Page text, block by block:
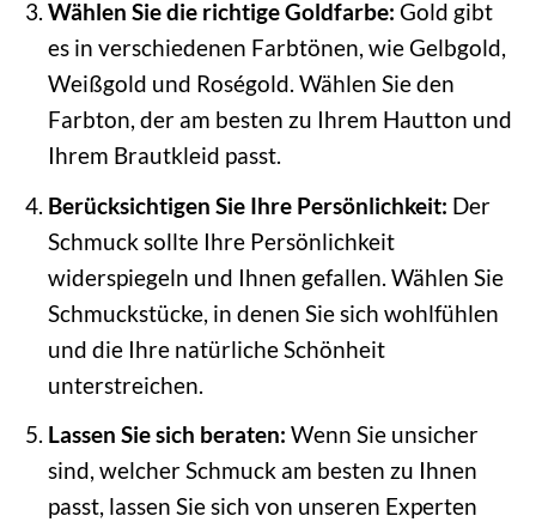
Wählen Sie die richtige Goldfarbe: Gold gibt
es in verschiedenen Farbtönen, wie Gelbgold,
Weißgold und Roségold. Wählen Sie den
Farbton, der am besten zu Ihrem Hautton und
Ihrem Brautkleid passt.
Berücksichtigen Sie Ihre Persönlichkeit: Der
Schmuck sollte Ihre Persönlichkeit
widerspiegeln und Ihnen gefallen. Wählen Sie
Schmuckstücke, in denen Sie sich wohlfühlen
und die Ihre natürliche Schönheit
unterstreichen.
Lassen Sie sich beraten: Wenn Sie unsicher
sind, welcher Schmuck am besten zu Ihnen
passt, lassen Sie sich von unseren Experten